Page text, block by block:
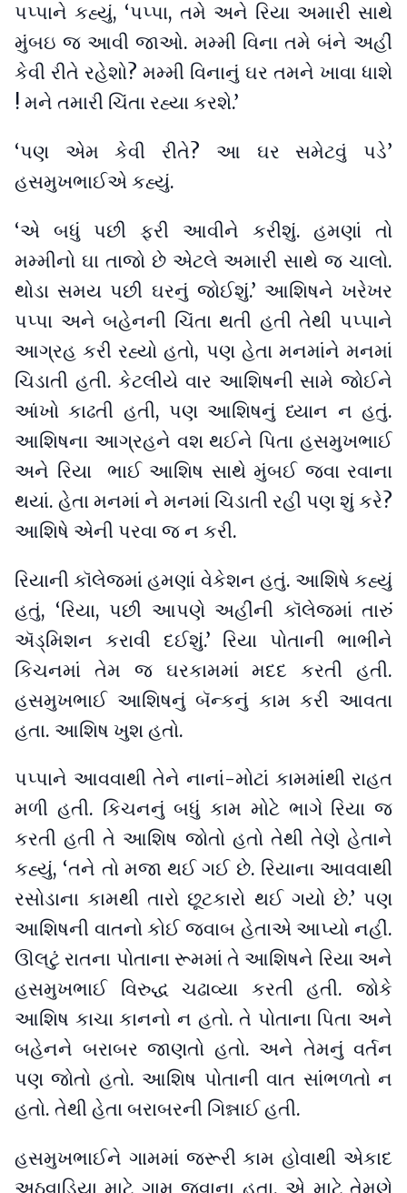
પપ્પાને કહ્યું, ‘પપ્પા, તમે અને રિયા અમારી સાથે
મુંબઇ જ આવી જાઓ. મમ્મી વિના તમે બંને અહીં
કેવી રીતે રહેશો? મમ્મી વિનાનું ઘર તમને ખાવા ધાશે
! મને તમારી ચિંતા રહ્યા કરશે.’
‘પણ એમ કેવી રીતે? આ ઘર સમેટવું પડે’
હસમુખભાઈએ કહ્યું.
‘એ બધું પછી ફરી આવીને કરીશું. હમણાં તો
મમ્મીનો ઘા તાજો છે એટલે અમારી સાથે જ ચાલો.
થોડા સમય પછી ઘરનું જોઈશું.’ આશિષને ખરેખર
પપ્પા અને બહેનની ચિંતા થતી હતી તેથી પપ્પાને
આગ્રહ કરી રહ્યો હતો, પણ હેતા મનમાંને મનમાં
ચિડાતી હતી. કેટલીયે વાર આશિષની સામે જોઈને
આંખો કાઢતી હતી, પણ આશિષનું ધ્યાન ન હતું.
આશિષના આગ્રહને વશ થઈને પિતા હસમુખભાઈ
અને રિયા ભાઈ આશિષ સાથે મુંબઈ જવા રવાના
થયાં. હેતા મનમાં ને મનમાં ચિડાતી રહી પણ શું કરે?
આશિષે એની પરવા જ ન કરી.
રિયાની કૉલેજમાં હમણાં વેકેશન હતું. આશિષે કહ્યું
હતું, ‘રિયા, પછી આપણે અહીંની કૉલેજમાં તારુંં
ઍડ્મિશન કરાવી દઈશું.’ રિયા પોતાની ભાભીને
કિચનમાં તેમ જ ઘરકામમાં મદદ કરતી હતી.
હસમુખભાઈ આશિષનું બૅન્કનું કામ કરી આવતા
હતા. આશિષ ખુશ હતો.
પપ્પાને આવવાથી તેને નાનાં-મોટાં કામમાંથી રાહત
મળી હતી. કિચનનું બધું કામ મોટે ભાગે રિયા જ
કરતી હતી તે આશિષ જોતો હતો તેથી તેણે હેતાને
કહ્યું, ‘તને તો મજા થઈ ગઈ છે. રિયાના આવવાથી
રસોડાના કામથી તારો છૂટકારો થઈ ગયો છે.’ પણ
આશિષની વાતનો કોઈ જવાબ હેતાએ આપ્યો નહીં.
ઊલટું રાતના પોતાના રૂમમાં તે આશિષને રિયા અને
હસમુખભાઈ વિરુદ્ધ ચઢાવ્યા કરતી હતી. જોકે
આશિષ કાચા કાનનો ન હતો. તે પોતાના પિતા અને
બહેનને બરાબર જાણતો હતો. અને તેમનું વર્તન
પણ જોતો હતો. આશિષ પોતાની વાત સાંભળતો ન
હતો. તેથી હેતા બરાબરની ગિન્નાઈ હતી.
હસમુખભાઈને ગામમાં જરૂરી કામ હોવાથી એકાદ